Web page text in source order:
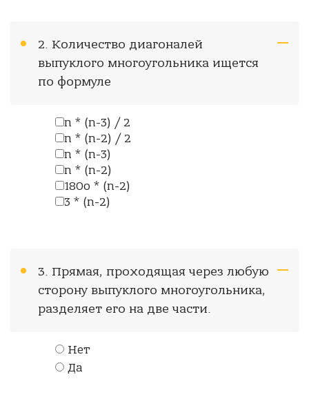
2. Количество диагоналей
выпуклого многоугольника ищется
по формуле
n * (n-3) / 2
n * (n-2) / 2
n * (n-3)
n * (n-2)
180о * (n-2)
3 * (n-2)
3. Прямая, проходящая через любую
сторону выпуклого многоугольника,
разделяет его на две части.
Нет
Да